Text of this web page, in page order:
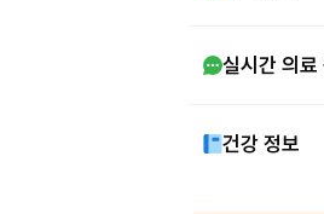
실시간 의료
건강 정보